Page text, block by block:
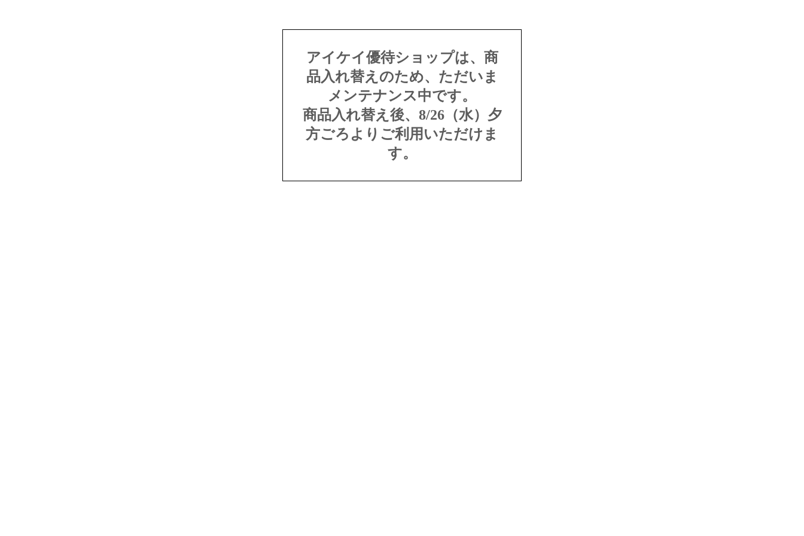
アイケイ優待ショップは、商
品入れ替えのため、ただいま
メンテナンス中です。
商品入れ替え後、8/26（水）夕
方ごろよりご利用いただけま
す。